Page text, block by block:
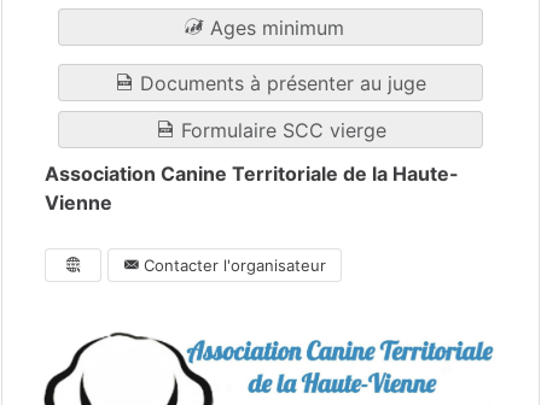
Ages minimum
Documents à présenter au juge
Formulaire SCC vierge
Association Canine Territoriale de la Haute-
Vienne
Contacter l'organisateur